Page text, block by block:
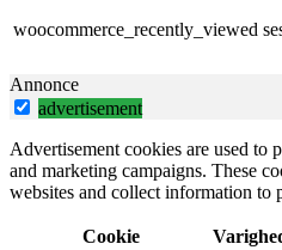
woocommerce_recently_viewed
Annonce
advertisement
Advertisement cookies are used to
and marketing campaigns. These
websites and collect information to
Cookie